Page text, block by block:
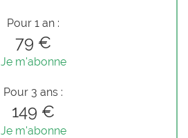
Pour 1 an :
79 €
Je m'abonne
Pour 3 ans :
149 €
Je m'abonne